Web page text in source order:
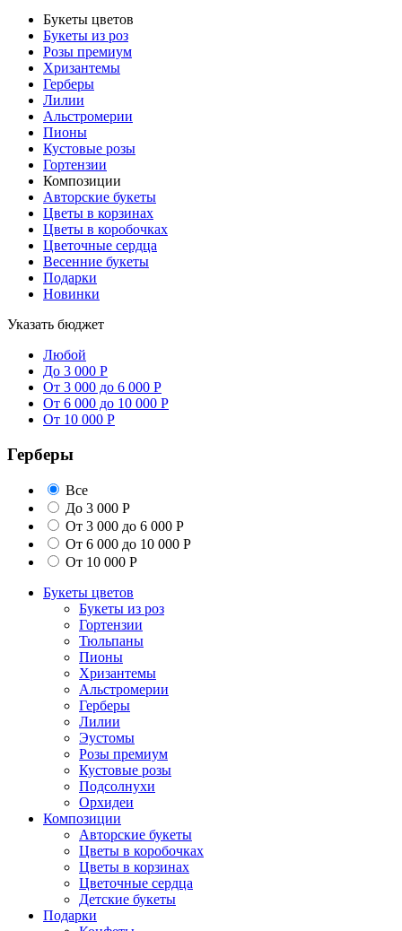
Букеты цветов
Букеты из роз
Розы премиум
Хризантемы
Герберы
Лилии
Альстромерии
Пионы
Кустовые розы
Гортензии
Композиции
Авторские букеты
Цветы в корзинах
Цветы в коробочках
Цветочные сердца
Весенние букеты
Подарки
Новинки
Указать бюджет
Любой
До 3 000 Р
От 3 000 до 6 000 Р
От 6 000 до 10 000 Р
От 10 000 Р
Герберы
Все
До 3 000 Р
От 3 000 до 6 000 Р
От 6 000 до 10 000 Р
От 10 000 Р
Букеты цветов
Букеты из роз
Гортензии
Тюльпаны
Пионы
Хризантемы
Альстромерии
Герберы
Лилии
Эустомы
Розы премиум
Кустовые розы
Подсолнухи
Орхидеи
Композиции
Авторские букеты
Цветы в коробочках
Цветы в корзинах
Цветочные сердца
Детские букеты
Подарки